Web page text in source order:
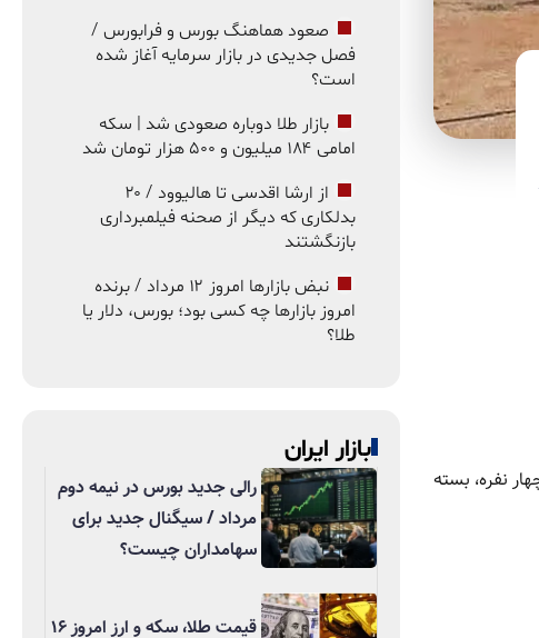
کیلوواتی برای یک خانواده چهار نفره، بسته
صعود هماهنگ بورس و فرابورس /
فصل جدیدی در بازار سرمایه آغاز شده
است؟
بازار طلا دوباره صعودی شد | سکه
امامی ۱۸۴ میلیون و ۵۰۰ هزار تومان شد
از ارشا اقدسی تا هالیوود / ۲۰
بدلکاری که دیگر از صحنه فیلمبرداری
بازنگشتند
نبض بازارها امروز ۱۲ مرداد / برنده
امروز بازارها چه کسی بود؛ بورس، دلار یا
طلا؟
بازار ایران
رالی جدید بورس در نیمه دوم
مرداد / سیگنال جدید برای
سهامداران چیست؟
قیمت طلا، سکه و ارز امروز ۱۶